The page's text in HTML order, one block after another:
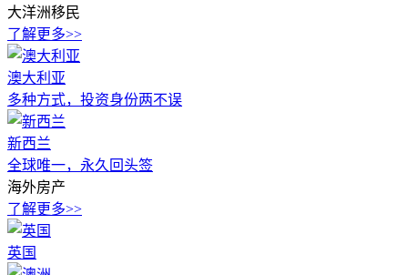
大洋洲移民
了解更多>>
澳大利亚
多种方式，投资身份两不误
新西兰
全球唯一，永久回头签
海外房产
了解更多>>
英国